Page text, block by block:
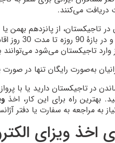
دریافت می‌کنند.
طریق هوایی
تاجیکستان می‌شود می‌توانند
به‌صورت رایگان تنها در صورت
در تاجیکستان دارید یا با
بهترین راه برای این کار، اخذ
به مراجعه به سفارت یا دفتر
اخذ ویزای